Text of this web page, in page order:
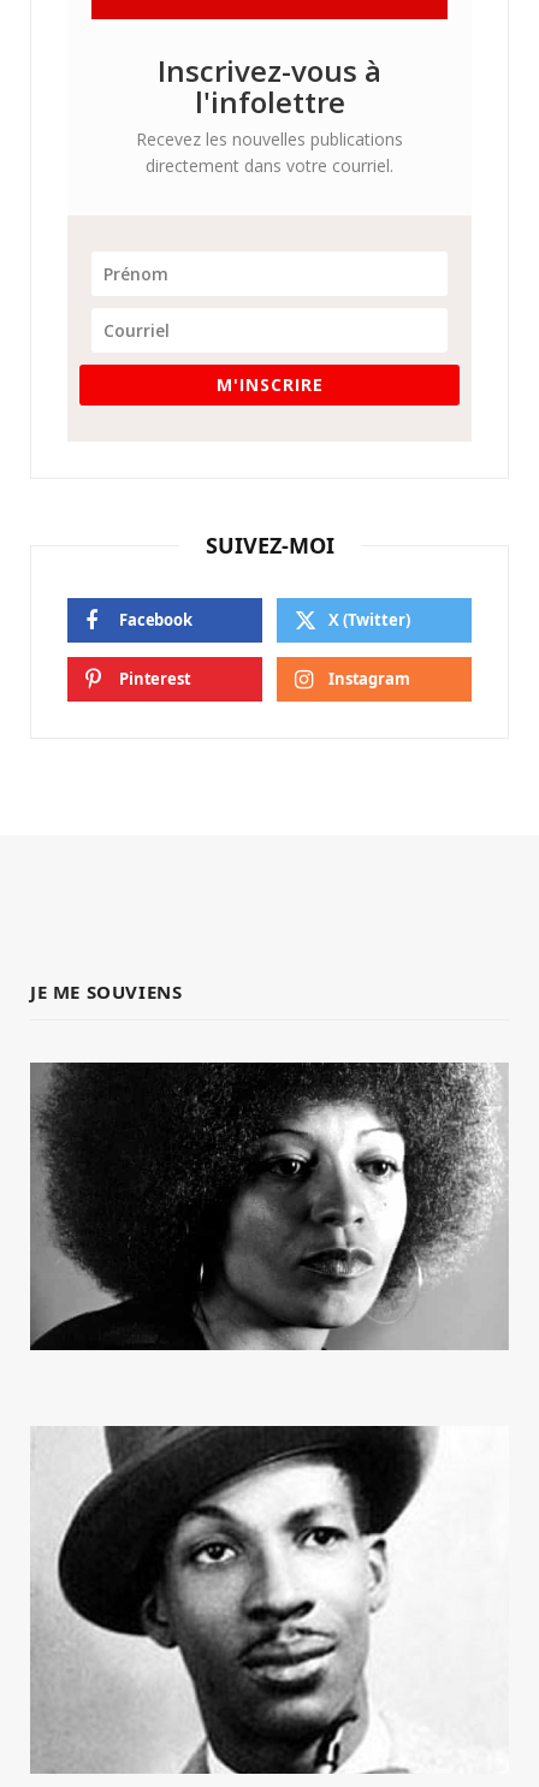
Inscrivez-vous à
l'infolettre
Recevez les nouvelles publications
directement dans votre courriel.
M'INSCRIRE
SUIVEZ-MOI
Facebook X (Twitter)
Pinterest Instagram
JE ME SOUVIENS